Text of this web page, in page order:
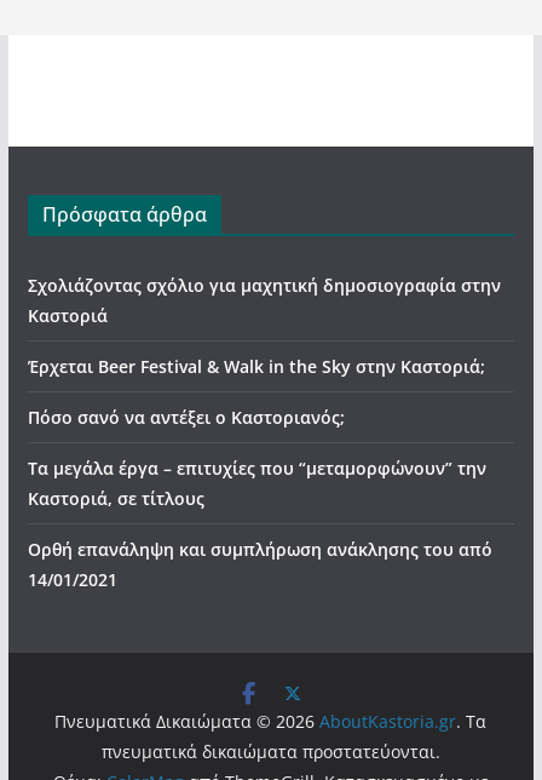
Πρόσφατα άρθρα
Σχολιάζοντας σχόλιο για μαχητική δημοσιογραφία στην
Καστοριά
Έρχεται Beer Festival & Walk in the Sky στην Καστοριά;
Πόσο σανό να αντέξει ο Καστοριανός;
Τα μεγάλα έργα – επιτυχίες που “μεταμορφώνουν” την
Καστοριά, σε τίτλους
Ορθή επανάληψη και συμπλήρωση ανάκλησης του από
14/01/2021
Πνευματικά Δικαιώματα © 2026AboutKastoria.gr. Τα
πνευματικά δικαιώματα προστατεύονται.